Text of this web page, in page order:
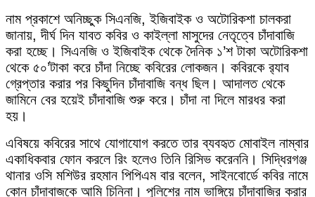
নাম প্রকাশে অনিচ্ছুক সিএনজি, ইজিবাইক ও অটোরিকশা চালকরা
জানায়, দীর্ঘ দিন যাবত কবির ও কাইল্লা মাসুদের নেতৃত্বে চাঁদাবাজি
করা হচ্ছে। সিএনজি ও ইজিবাইক থেকে দৈনিক ১’শ টাকা অটোরিকশা
থেকে ৫০’টাকা করে চাঁদা নিচ্ছে কবিরের লোকজন। কবিরকে র‍্যাব
গ্রেপ্তার করার পর কিছুদিন চাঁদাবাজি বন্ধ ছিল। আদালত থেকে
জামিনে বের হয়েই চাঁদাবাজি শুরু করে। চাঁদা না দিলে মারধর করা
হয়।
এবিষয়ে কবিরের সাথে যোগাযোগ করতে তার ব্যবহৃত মোবাইল নাম্বার
একাধিকবার ফোন করলে রিং হলেও তিনি রিসিভ করেননি। সিদ্ধিরগঞ্জ
থানার ওসি মশিউর রহমান পিপিএম বার বলেন, সাইনবোর্ডে কবির নামে
কোন চাঁদাবাজকে আমি চিনিনা। পুলিশের নাম ভাঙ্গিয়ে চাঁদাবাজির করার